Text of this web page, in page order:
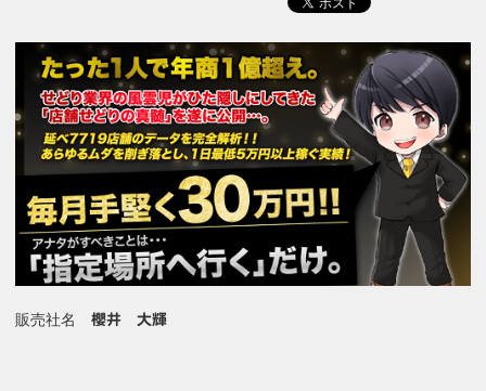
販売社名櫻井 大輝